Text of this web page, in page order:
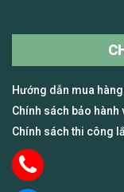
Hướng dẫn mua
Chính sách bảo hành
Chính sách thi công